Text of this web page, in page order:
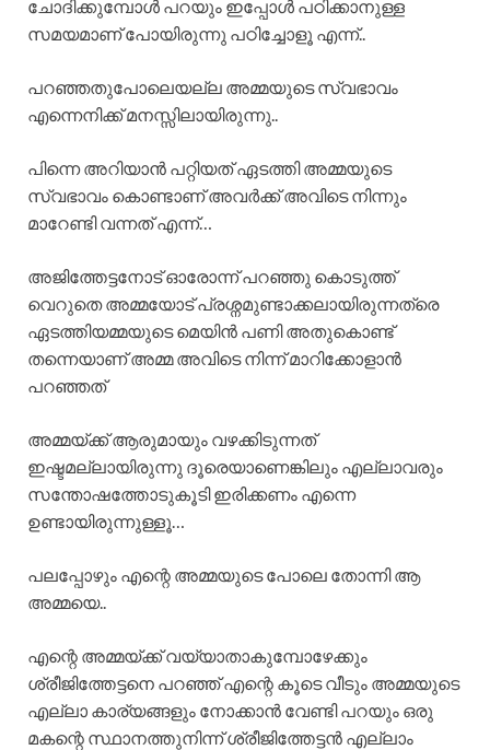
ചോദിക്കുമ്പോൾ പറയും ഇപ്പോൾ പഠിക്കാനുള്ള
സമയമാണ് പോയിരുന്നു പഠിച്ചോളൂ എന്ന്..
പറഞ്ഞതുപോലെയല്ല അമ്മയുടെ സ്വഭാവം
എന്നെനിക്ക് മനസ്സിലായിരുന്നു..
പിന്നെ അറിയാൻ പറ്റിയത് ഏടത്തി അമ്മയുടെ
സ്വഭാവം കൊണ്ടാണ് അവർക്ക് അവിടെ നിന്നും
മാറേണ്ടി വന്നത് എന്ന്…
അജിത്തേട്ടനോട് ഓരോന്ന് പറഞ്ഞു കൊടുത്ത്
വെറുതെ അമ്മയോട് പ്രശ്നമുണ്ടാക്കലായിരുന്നത്രെ
ഏടത്തിയമ്മയുടെ മെയിൻ പണി അതുകൊണ്ട്
തന്നെയാണ് അമ്മ അവിടെ നിന്ന് മാറിക്കോളാൻ
പറഞ്ഞത്
അമ്മയ്ക്ക് ആരുമായും വഴക്കിടുന്നത്
ഇഷ്ടമല്ലായിരുന്നു ദൂരെയാണെങ്കിലും എല്ലാവരും
സന്തോഷത്തോടുകൂടി ഇരിക്കണം എന്നെ
ഉണ്ടായിരുന്നുള്ളൂ…
പലപ്പോഴും എന്റെ അമ്മയുടെ പോലെ തോന്നി ആ
അമ്മയെ..
എന്റെ അമ്മയ്ക്ക് വയ്യാതാകുമ്പോഴേക്കും
ശ്രീജിത്തേട്ടനെ പറഞ്ഞ് എന്റെ കൂടെ വീടും അമ്മയുടെ
എല്ലാ കാര്യങ്ങളും നോക്കാൻ വേണ്ടി പറയും ഒരു
മകന്റെ സ്ഥാനത്തുനിന്ന് ശ്രീജിത്തേട്ടൻ എല്ലാം